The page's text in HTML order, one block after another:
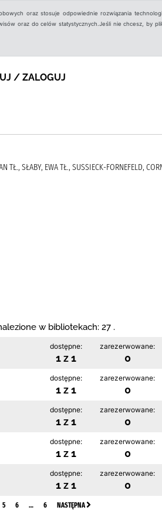
oraz stosuje odpowiednie rozwiązania
oraz do celów statystycznych.Jeśli nie chcesz, by
/ ZALOGUJ
TŁ., SŁABY, EWA TŁ., SUSSIECK-FORNEFELD,
w bibliotekach: 27 .
dostępne:
1 z 1
zarezerwowane:
0
dostępne:
1 z 1
zarezerwowane:
0
dostępne:
1 z 1
zarezerwowane:
0
dostępne:
1 z 1
zarezerwowane:
0
dostępne:
1 z 1
zarezerwowane:
0
5 6 … 6 NASTĘPNA